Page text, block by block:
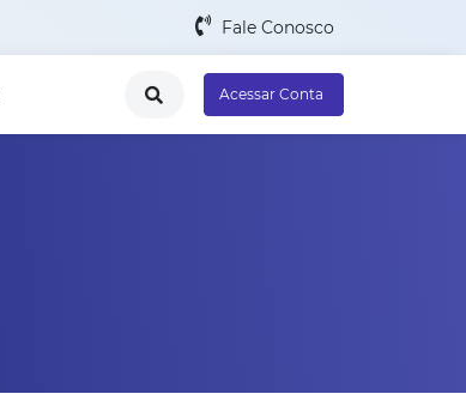
Fale Conosco
Acessar Conta